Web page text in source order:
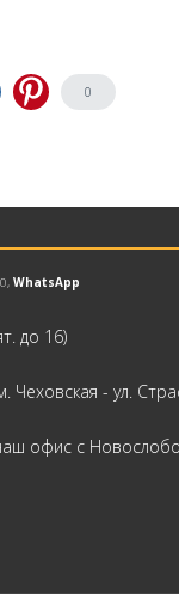
0
WhatsApp
до 16)
Чеховская - ул.
офис с